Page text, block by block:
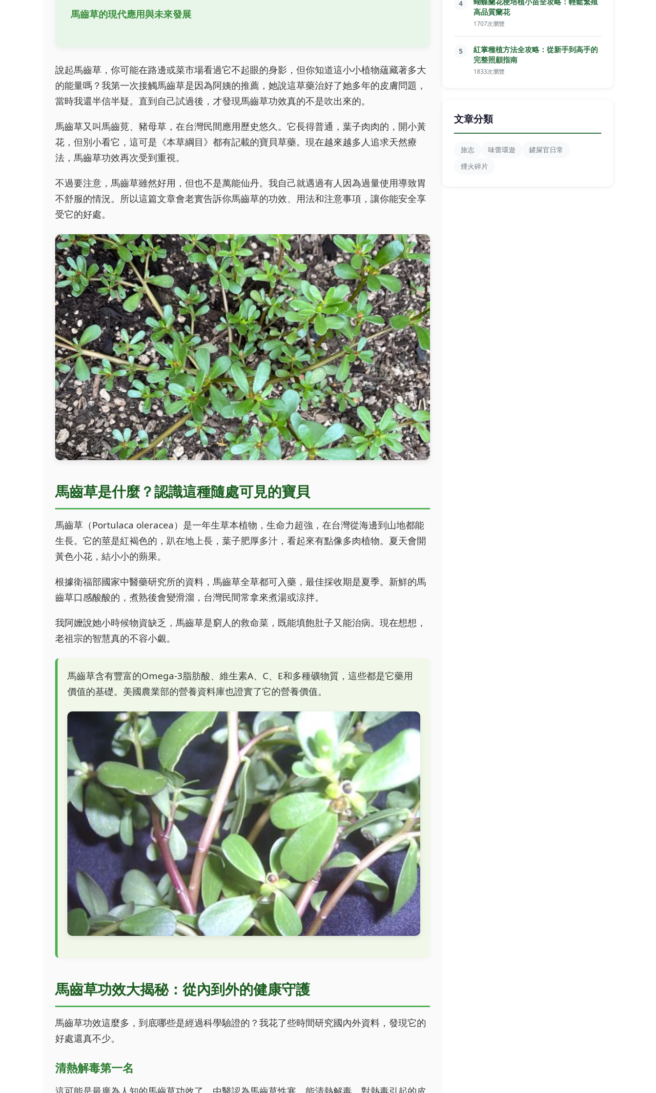
馬齒草的現代應用與未來發展
說起馬齒草，你可能在路邊或菜市場看過它不起眼的身影，但你知道這小小植物蘊藏著多大
的能量嗎？我第一次接觸馬齒草是因為阿姨的推薦，她說這草藥治好了她多年的皮膚問題，
當時我還半信半疑。直到自己試過後，才發現馬齒草功效真的不是吹出來的。
馬齒草又叫馬齒莧、豬母草，在台灣民間應用歷史悠久。它長得普通，葉子肉肉的，開小黃
花，但別小看它，這可是《本草綱目》都有記載的寶貝草藥。現在越來越多人追求天然療
法，馬齒草功效再次受到重視。
不過要注意，馬齒草雖然好用，但也不是萬能仙丹。我自己就遇過有人因為過量使用導致胃
不舒服的情況。所以這篇文章會老實告訴你馬齒草的功效、用法和注意事項，讓你能安全享
受它的好處。
馬齒草是什麼？認識這種隨處可見的寶貝
馬齒草（Portulaca oleracea）是一年生草本植物，生命力超強，在台灣從海邊到山地都能
生長。它的莖是紅褐色的，趴在地上長，葉子肥厚多汁，看起來有點像多肉植物。夏天會開
黃色小花，結小小的蒴果。
根據衛福部國家中醫藥研究所的資料，馬齒草全草都可入藥，最佳採收期是夏季。新鮮的馬
齒草口感酸酸的，煮熟後會變滑溜，台灣民間常拿來煮湯或涼拌。
我阿嬤說她小時候物資缺乏，馬齒草是窮人的救命菜，既能填飽肚子又能治病。現在想想，
老祖宗的智慧真的不容小覷。
馬齒草含有豐富的Omega-3脂肪酸、維生素A、C、E和多種礦物質，這些都是它藥用
價值的基礎。美國農業部的營養資料庫也證實了它的營養價值。
馬齒草功效大揭秘：從內到外的健康守護
馬齒草功效這麼多，到底哪些是經過科學驗證的？我花了些時間研究國內外資料，發現它的
好處還真不少。
清熱解毒第一名
4
高品質蘭花
1707次瀏覽
5
紅掌種植方法全攻略：從新手到高手的
完整照顧指南
1833次瀏覽
文章分類
旅志 味蕾環遊
鏟屎官日常
煙火碎片